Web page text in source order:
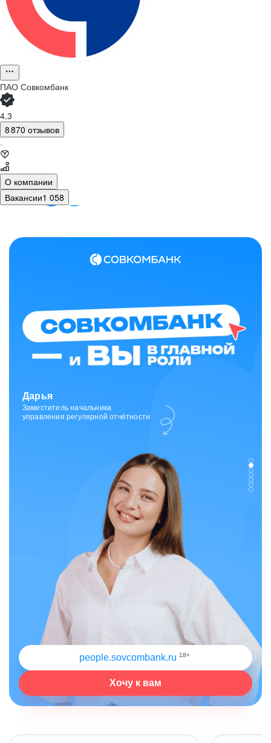
ПАО Совкомбанк
4,3
8 870 отзывов
·
О компании
Вакансии1 058
people.sovcombank.ru 18+
Хочу к вам
Зарина
Ведущий специалист
отдела исходящих коммуникаций